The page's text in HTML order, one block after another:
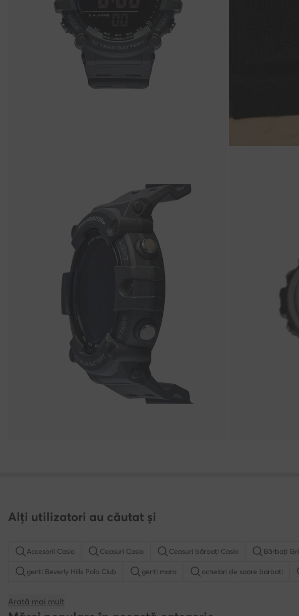
Alți utilizatori au căutat și
Accesorii Casio Ceasuri Casio Ceasuri bărbați Casio Bărbați Gri
genti Beverly Hills Polo Club genti maro ochelari de soare barbati
borsete barbati genti negre
Arată mai mult